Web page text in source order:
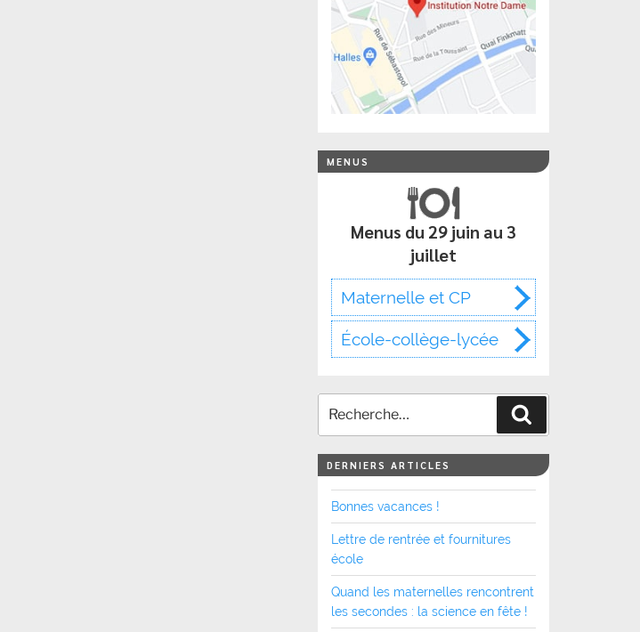
MENUS
Menus du 29 juin au 3
juillet
Maternelle et CP
École-collège-lycée
DERNIERS ARTICLES
Bonnes vacances !
Lettre de rentrée et fournitures
école
Quand les maternelles rencontrent
les secondes : la science en fête !